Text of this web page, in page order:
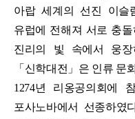
아랍 세계의 선진 이슬
유럽에 전해져 서로 충
진리의 빛 속에서 웅
「신학대전」은 인류 문
1274년 리옹공의회에
포사노바에서 선종하였